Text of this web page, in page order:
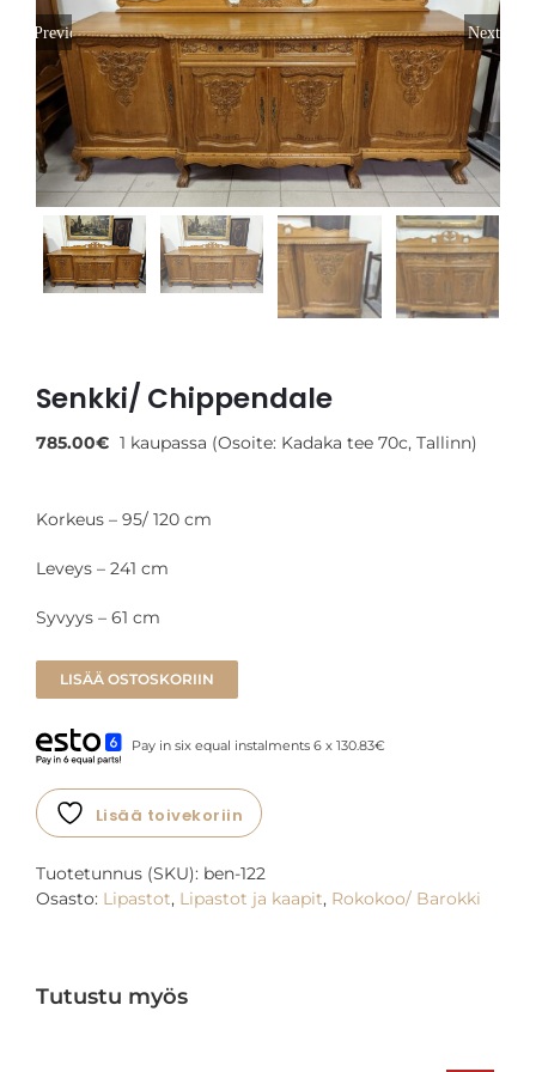
Toivomuslista
Suomi
Previous Next
Senkki/ Chippendale
785.00€ 1 kaupassa (Osoite: Kadaka tee 70c, Tallinn)
Korkeus – 95/ 120 cm
Leveys – 241 cm
Syvyys – 61 cm
LISÄÄ OSTOSKORIIN
Pay in six equal instalments 6 x 130.83€
Lisää toivekoriin
Tuotetunnus (SKU): ben-122
Osasto: Lipastot, Lipastot ja kaapit, Rokokoo/ Barokki
Tutustu myös